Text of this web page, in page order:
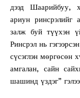
дээд Шаарийбуу,
ариун ринсрэлийг
залж буй түүхэн
Ринсрэл нь
сүсэглэн мөргөсөн
амгалан, сайн
шашинд үздэг”